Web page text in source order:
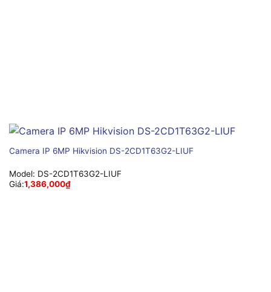
Camera IP 6MP Hikvision DS-2CD1T63G2-LIUF
Model: DS-2CD1T63G2-LIUF
Giá:1,386,000₫